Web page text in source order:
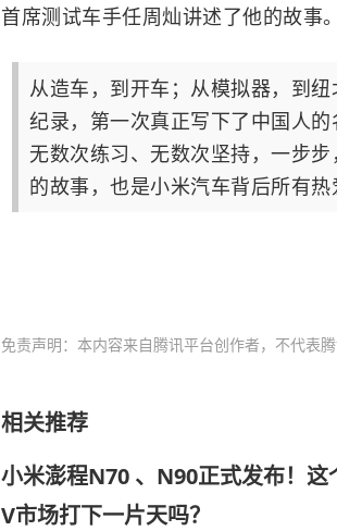
首席测试车手任周灿讲述了他的故事。
从造车，到开车；从模拟器，到
纪录，第一次真正写下了中国人的
无数次练习、无数次坚持，一步
的故事，也是小米汽车背后所有热
免责声明：本内容来自腾讯平台创作者，不代表
相关推荐
小米澎程N70 、N90正式发布！这
V市场打下一片天吗？